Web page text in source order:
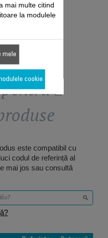
coş
2
este compatibil cu
codul de referință al
mai jos sau consultă
mai multe citind
la modulele
mele
cookie